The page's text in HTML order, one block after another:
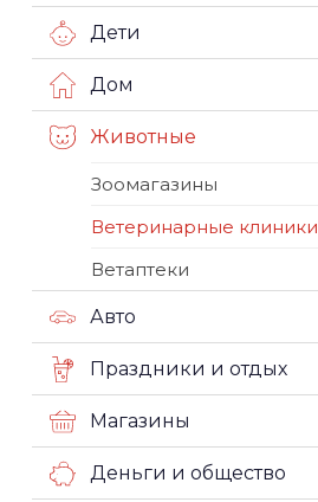
Дети
Дом
Животные
Зоомагазины
Ветеринарные клиники
Ветаптеки
Авто
Праздники и отдых
Магазины
Деньги и общество